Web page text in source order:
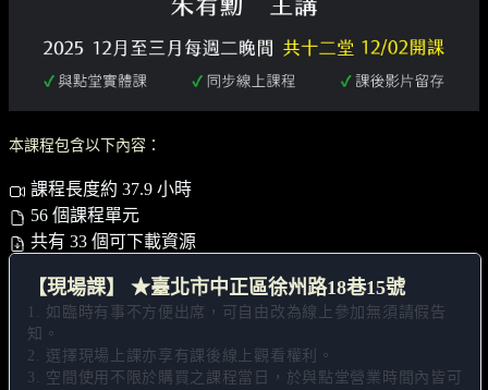
本課程包含以下內容：
課程長度約 37.9 小時
56 個課程單元
共有 33 個可下載資源
【現場課】 ★臺北市中正區徐州路18巷15號
1. 如臨時有事不方便出席，可自由改為線上參加無須請假告
知。
2. 選擇現場上課亦享有課後線上觀看權利。
3. 空間使用不限於購買之課程當日，於與點堂營業時間內皆可